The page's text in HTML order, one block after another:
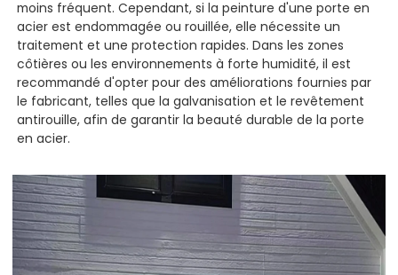
moins fréquent. Cependant, si la peinture d'une porte en
acier est endommagée ou rouillée, elle nécessite un
traitement et une protection rapides. Dans les zones
côtières ou les environnements à forte humidité, il est
recommandé d'opter pour des améliorations fournies par
le fabricant, telles que la galvanisation et le revêtement
antirouille, afin de garantir la beauté durable de la porte
en acier.